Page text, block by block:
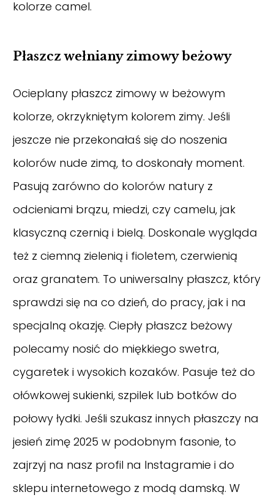
kolorze camel.
Płaszcz wełniany zimowy beżowy
Ocieplany płaszcz zimowy w beżowym
kolorze, okrzykniętym kolorem zimy. Jeśli
jeszcze nie przekonałaś się do noszenia
kolorów nude zimą, to doskonały moment.
Pasują zarówno do kolorów natury z
odcieniami brązu, miedzi, czy camelu, jak
klasyczną czernią i bielą. Doskonale wygląda
też z ciemną zielenią i fioletem, czerwienią
oraz granatem. To uniwersalny płaszcz, który
sprawdzi się na co dzień, do pracy, jak i na
specjalną okazję. Ciepły płaszcz beżowy
polecamy nosić do miękkiego swetra,
cygaretek i wysokich kozaków. Pasuje też do
ołówkowej sukienki, szpilek lub botków do
połowy łydki. Jeśli szukasz innych płaszczy na
jesień zimę 2025 w podobnym fasonie, to
zajrzyj na nasz profil na Instagramie i do
sklepu internetowego z modą damską. W